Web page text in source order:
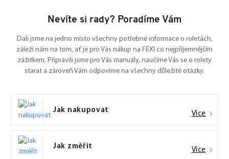
Nevíte si rady? Poradíme Vám
Dali jsme na jedno místo všechny potřebné informace o roletách,
záleží nám na tom, ať je pro Vás nákup na FEXI co nejpříjemnějším
zážitkem. Připravili jsme pro Vás manuály, naučíme Vás se o rolety
starat a zároveň Vám odpovíme na všechny důležité otázky.
Jak nakupovat Více
Jak změřit Více